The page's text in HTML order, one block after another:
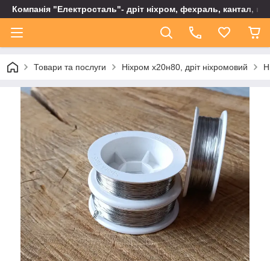
Компанія "Електросталь"- дріт ніхром, фехраль, кантал,
Товари та послуги Ніхром х20н80, дріт ніхромовий